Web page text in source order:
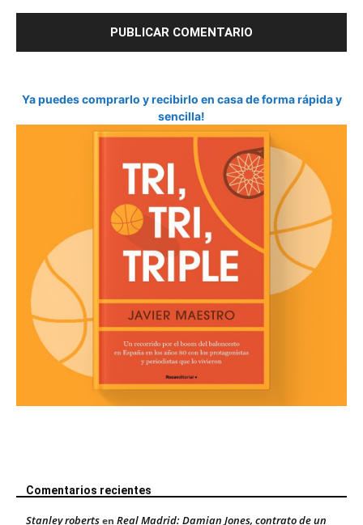
Ya puedes comprarlo y recibirlo en casa de forma rápida y
sencilla!
Comentarios recientes
Stanley robertsen Real Madrid: Damian Jones, contrato de un